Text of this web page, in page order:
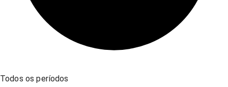
Todos os períodos